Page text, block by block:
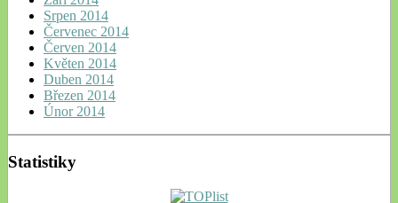
Srpen 2014
Červenec 2014
Červen 2014
Květen 2014
Duben 2014
Březen 2014
Únor 2014
Statistiky